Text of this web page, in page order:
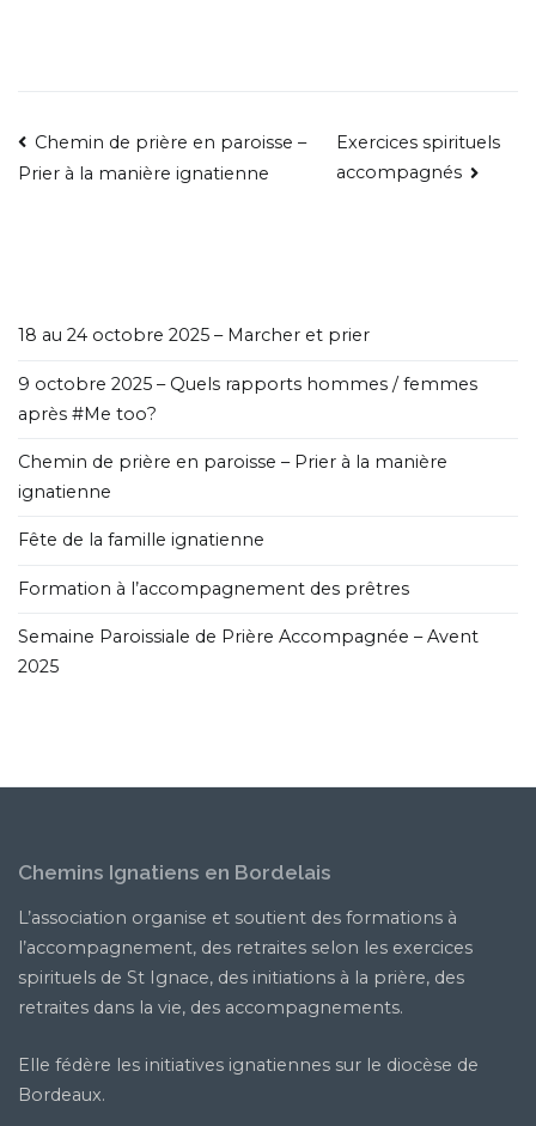
Chemin de prière en paroisse –
Prier à la manière ignatienne
Exercices spirituels
accompagnés
18 au 24 octobre 2025 – Marcher et prier
9 octobre 2025 – Quels rapports hommes / femmes
après #Me too?
Chemin de prière en paroisse – Prier à la manière
ignatienne
Fête de la famille ignatienne
Formation à l’accompagnement des prêtres
Semaine Paroissiale de Prière Accompagnée – Avent
2025
Chemins Ignatiens en Bordelais
L’association organise et soutient des formations à
l’accompagnement, des retraites selon les exercices
spirituels de St Ignace, des initiations à la prière, des
retraites dans la vie, des accompagnements.
Elle fédère les initiatives ignatiennes sur le diocèse de
Bordeaux.